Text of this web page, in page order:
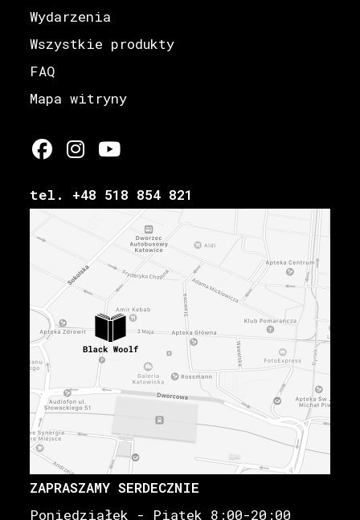
Wydarzenia
Wszystkie produkty
FAQ
Mapa witryny
tel. +48 518 854 821
ZAPRASZAMY SERDECZNIE
Poniedziałek - Piątek 8:00-20:00